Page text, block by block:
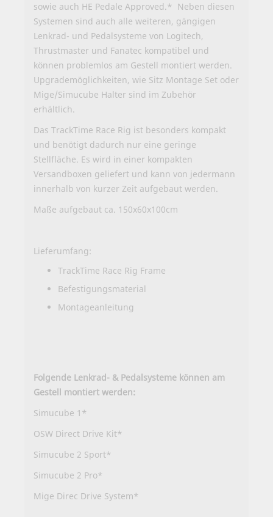
sowie auch HE Pedale Approved.* Neben diesen
Systemen sind auch alle weiteren, gängigen
Lenkrad- und Pedalsysteme von Logitech,
Thrustmaster und Fanatec kompatibel und
können problemlos am Gestell montiert werden.
Upgrademöglichkeiten, wie Sitz Montage Set oder
Mige/Simucube Halter sind im Zubehör
erhältlich.
Das TrackTime Race Rig ist besonders kompakt
und benötigt dadurch nur eine geringe
Stellfläche. Es wird in einer kompakten
Versandboxen geliefert und kann von jedermann
innerhalb von kurzer Zeit aufgebaut werden.
Maße aufgebaut ca. 150x60x100cm
Lieferumfang:
TrackTime Race Rig Frame
Befestigungsmaterial
Montageanleitung
Folgende Lenkrad- & Pedalsysteme können am
Gestell montiert werden:
Simucube 1*
OSW Direct Drive Kit*
Simucube 2 Sport*
Simucube 2 Pro*
Mige Direc Drive System*